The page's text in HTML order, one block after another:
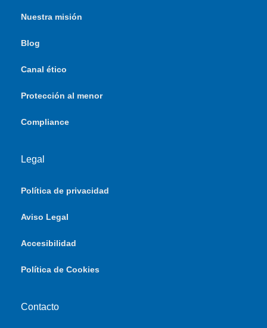
Nuestra misión
Blog
Canal ético
Protección al menor
Compliance
Legal
Política de privacidad
Aviso Legal
Accesibilidad
Política de Cookies
Contacto